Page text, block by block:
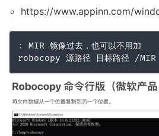
https://www.appinn.com/
:
MIR 镜像过去，也可以不用加